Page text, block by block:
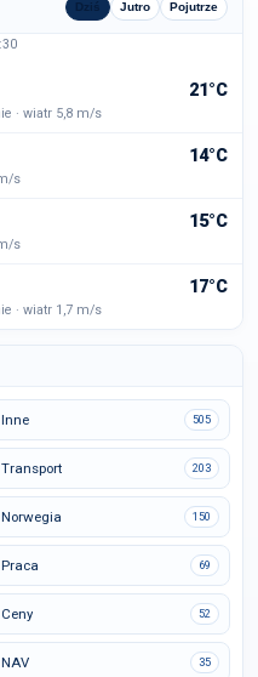
Dziś Jutro Pojutrze
21°C
· wiatr 5,8 m/s
14°C
s
15°C
s
17°C
· wiatr 1,7 m/s
Inne 505
Transport 203
Norwegia 150
Praca 69
Ceny 52
NAV 35